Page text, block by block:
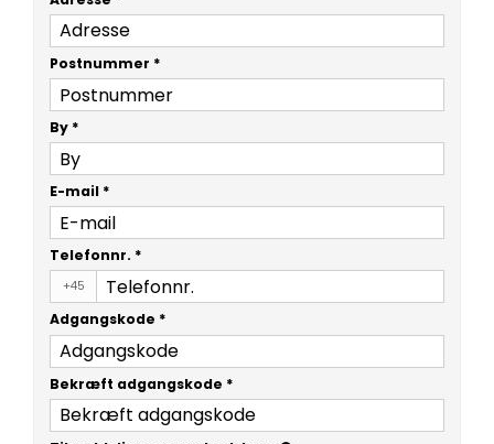
Postnummer *
By *
E-mail *
Telefonnr. *
+45
Adgangskode *
Bekræft adgangskode *